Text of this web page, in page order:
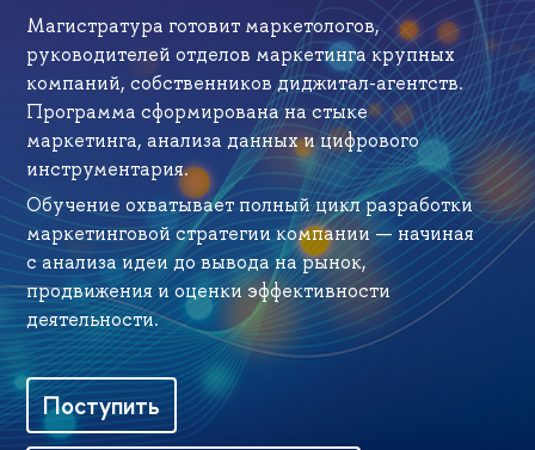
Магистратура готовит маркетологов,
руководителей отделов маркетинга крупных
компаний, собственников диджитал-агентств.
Программа сформирована на стыке
маркетинга, анализа данных и цифрового
инструментария.
Обучение охватывает полный цикл разработки
маркетинговой стратегии компании — начиная
с анализа идеи до вывода на рынок,
продвижения и оценки эффективности
деятельности.
Поступить